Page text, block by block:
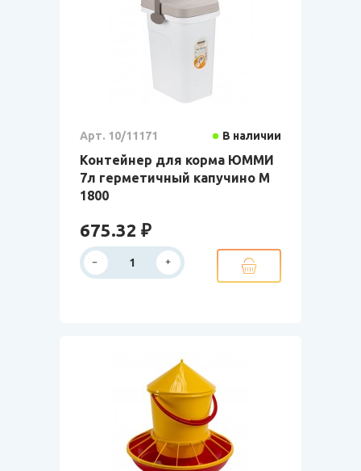
Арт. 10/11171 В наличии
Контейнер для корма ЮММИ
7л герметичный капучино М
1800
675.32 ₽